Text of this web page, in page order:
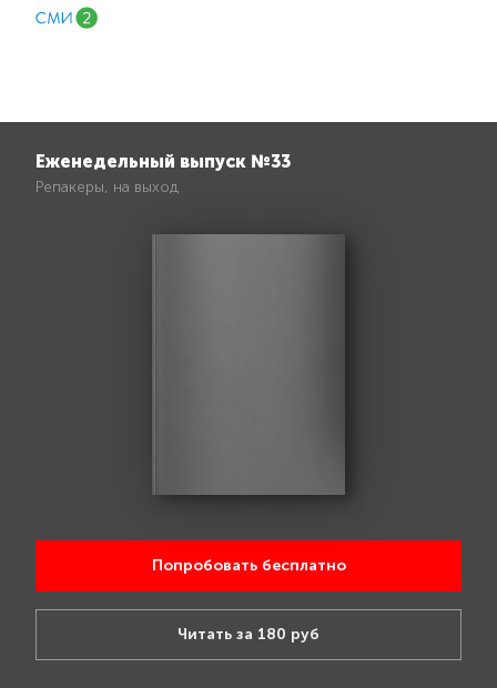
Еженедельный выпуск №33
Репакеры, на выход
Попробовать бесплатно
Читать за 180 руб